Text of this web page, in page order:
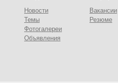
Новости
Темы
Фотогалереи
Объявления
Вакансии
Резюме